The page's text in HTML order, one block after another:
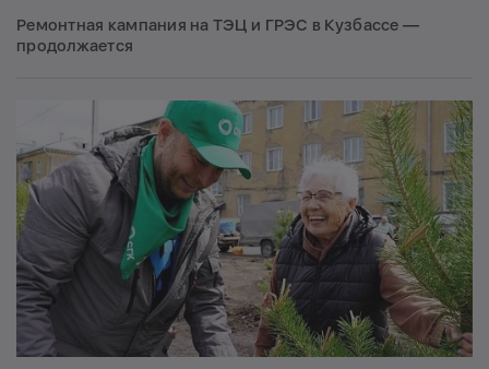
Ремонтная кампания на ТЭЦ и ГРЭС в Кузбассе —
продолжается